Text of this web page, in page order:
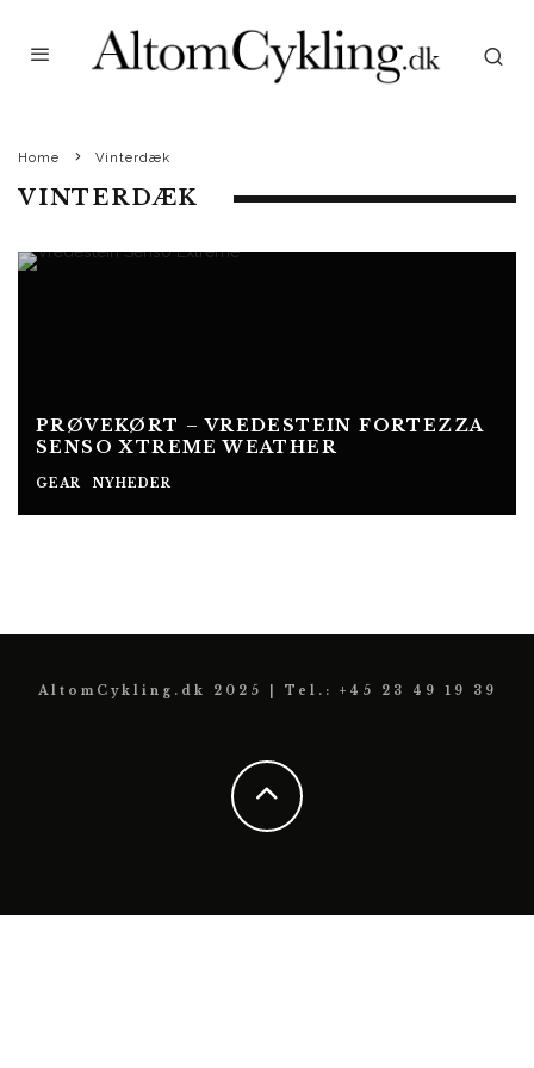
Home Vinterdæk
VINTERDÆK
PRØVEKØRT – VREDESTEIN FORTEZZA
SENSO XTREME WEATHER
GEAR NYHEDER
AltomCykling.dk 2025 | Tel.: +45 23 49 19 39